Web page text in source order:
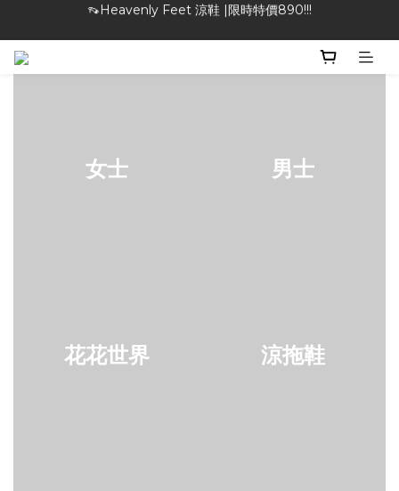
🎁特物館 | 滿額現折最高$1000！
👡Heavenly Feet 涼鞋 |限時特價890!!!
🎁特物館 | 滿額現折最高$1000！
女士 男士
花花世界 涼拖鞋